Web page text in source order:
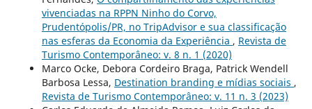
vivenciadas na RPPN Ninho do Corvo,
Prudentópolis/PR, no TripAdvisor e sua classificação
nas esferas da Economia da Experiência , Revista de
Turismo Contemporâneo: v. 8 n. 1 (2020)
Marco Ocke, Debora Cordeiro Braga, Patrick Wendell
Barbosa Lessa, Destination branding e mídias sociais ,
Revista de Turismo Contemporâneo: v. 11 n. 3 (2023)